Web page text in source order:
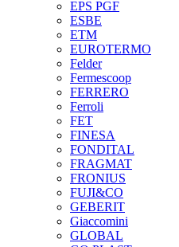
EPS PGF
ESBE
ETM
EUROTERMO
Felder
Fermescoop
FERRERO
Ferroli
FET
FINESA
FONDITAL
FRAGMAT
FRONIUS
FUJI&CO
GEBERIT
Giaccomini
GLOBAL